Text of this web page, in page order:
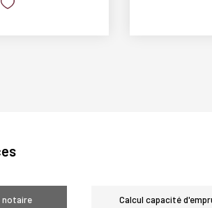
notaire Calcul capacité